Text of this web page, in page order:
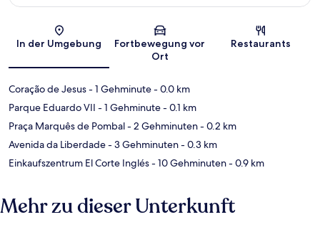
Karte
In der Umgebung
Fortbewegung vor
Ort
Restaurants
Coração de Jesus- 1 Gehminute- 0.0 km
Parque Eduardo VII - 1 Gehminute- 0.1 km
Praça Marquês de Pombal- 2 Gehminuten- 0.2 km
Avenida da Liberdade- 3 Gehminuten- 0.3 km
Einkaufszentrum El Corte Inglés- 10 Gehminuten- 0.9 km
Mehr zu dieser Unterkunft